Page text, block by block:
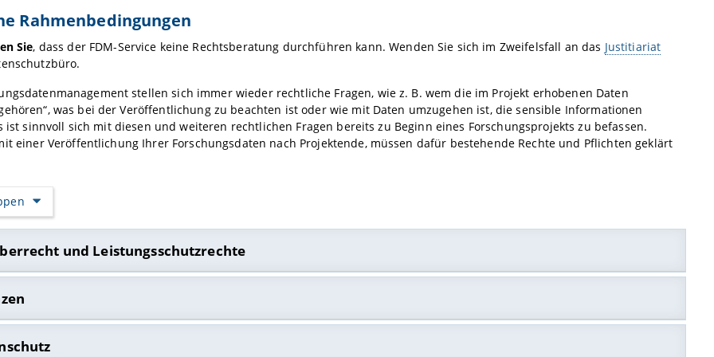
Rahmenbedingungen
Sie, dass der FDM-Service keine Rechtsberatung durchführen kann. Wenden Sie sich im Zweifelsfall an das Justitiariat
stellen sich immer wieder rechtliche Fragen, wie z. B. wem die im Projekt erhobenen Daten
was bei der Veröffentlichung zu beachten ist oder wie mit Daten umzugehen ist, die sensible Informationen
ist sinnvoll sich mit diesen und weiteren rechtlichen Fragen bereits zu Beginn eines Forschungsprojekts zu befassen.
einer Veröffentlichung Ihrer Forschungsdaten nach Projektende, müssen dafür bestehende Rechte und Pflichten geklärt
und Leistungsschutzrechte
dem Schutz des Urheberrechts unterliegen oder nicht, ist im Einzelfall zu prüfen. Voraussetzung für einen
in einem Gestaltungsspielraum ausdrücken, der über die normalen fachwissenschaftlichen Gepflogenheiten
[1]. Das Erreichen der Schöpfungshöhe ist z. B. bei Rohdaten aus Messinstrumenten nicht unbedingt gegeben. Durch das
von Forschungsdaten sind unterschiedliche Lizenzierungsmodelle geeignet, die regeln, unter welchen